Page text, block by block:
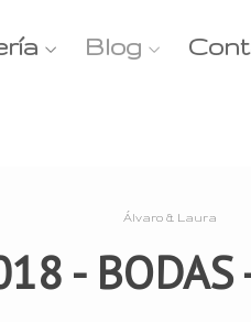
Blog
Álvaro & Laura
- BODAS